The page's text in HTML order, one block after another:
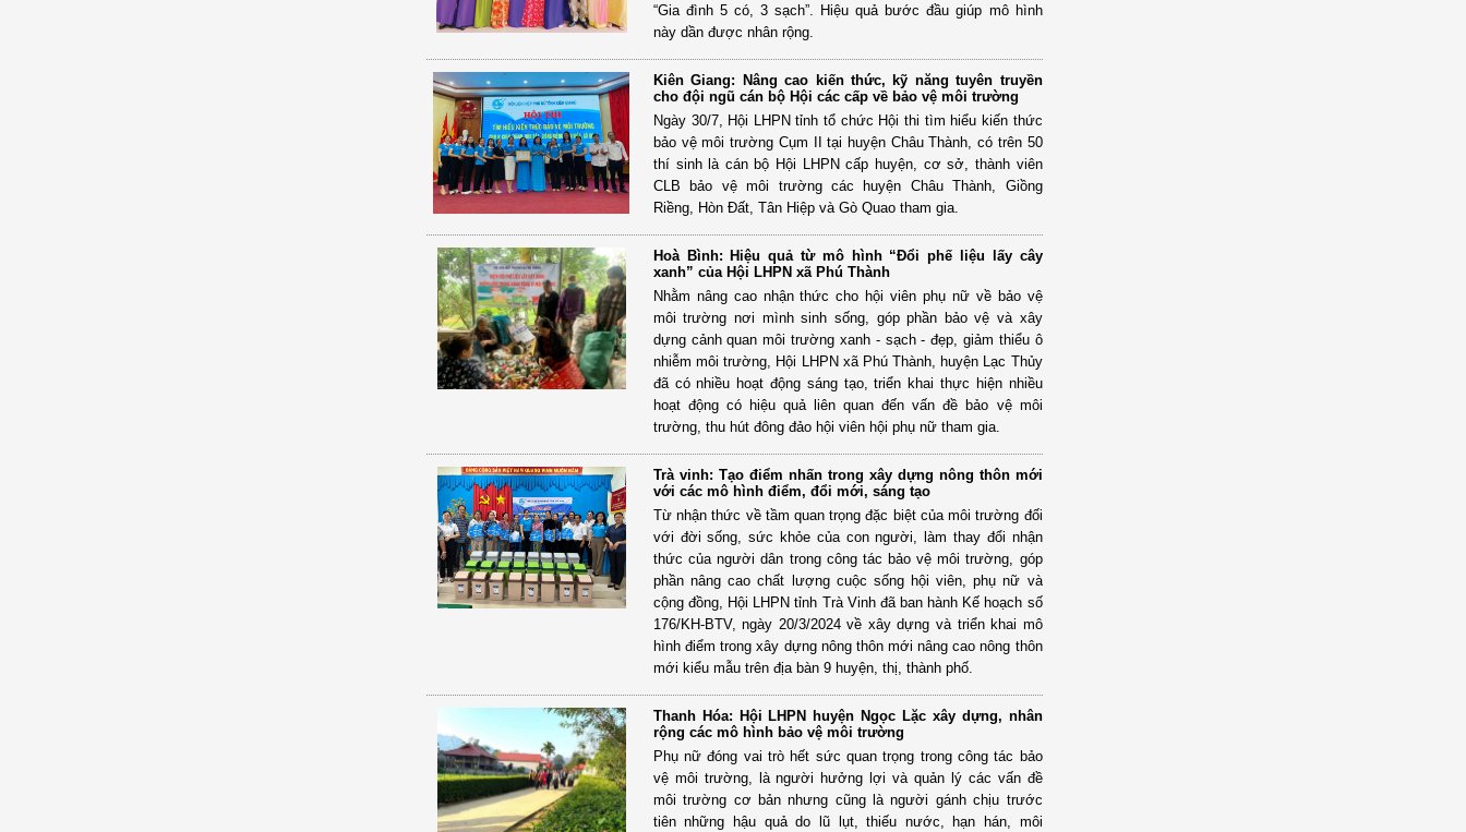
“Gia đình 5 có, 3 sạch”. Hiệu quả bước đầu giúp mô hình
này dần được nhân rộng.
Kiên Giang: Nâng cao kiến thức, kỹ năng tuyên truyền
cho đội ngũ cán bộ Hội các cấp về bảo vệ môi trường
Ngày 30/7, Hội LHPN tỉnh tổ chức Hội thi tìm hiểu kiến thức
bảo vệ môi trường Cụm II tại huyện Châu Thành, có trên 50
thí sinh là cán bộ Hội LHPN cấp huyện, cơ sở, thành viên
CLB bảo vệ môi trường các huyện Châu Thành, Giồng
Riềng, Hòn Đất, Tân Hiệp và Gò Quao tham gia.
Hoà Bình: Hiệu quả từ mô hình “Đổi phế liệu lấy cây
xanh” của Hội LHPN xã Phú Thành
Nhằm nâng cao nhận thức cho hội viên phụ nữ về bảo vệ
môi trường nơi mình sinh sống, góp phần bảo vệ và xây
dựng cảnh quan môi trường xanh - sạch - đẹp, giảm thiểu ô
nhiễm môi trường, Hội LHPN xã Phú Thành, huyện Lạc Thủy
đã có nhiều hoạt động sáng tạo, triển khai thực hiện nhiều
hoạt động có hiệu quả liên quan đến vấn đề bảo vệ môi
trường, thu hút đông đảo hội viên hội phụ nữ tham gia.
Trà vinh: Tạo điểm nhấn trong xây dựng nông thôn mới
với các mô hình điểm, đổi mới, sáng tạo
Từ nhận thức về tầm quan trọng đặc biệt của môi trường đối
với đời sống, sức khỏe của con người, làm thay đổi nhận
thức của người dân trong công tác bảo vệ môi trường, góp
phần nâng cao chất lượng cuộc sống hội viên, phụ nữ và
cộng đồng, Hội LHPN tỉnh Trà Vinh đã ban hành Kế hoạch số
176/KH-BTV, ngày 20/3/2024 về xây dựng và triển khai mô
hình điểm trong xây dựng nông thôn mới nâng cao nông thôn
mới kiểu mẫu trên địa bàn 9 huyện, thị, thành phố.
Thanh Hóa: Hội LHPN huyện Ngọc Lặc xây dựng, nhân
rộng các mô hình bảo vệ môi trường
Phụ nữ đóng vai trò hết sức quan trọng trong công tác bảo
vệ môi trường, là người hưởng lợi và quản lý các vấn đề
môi trường cơ bản nhưng cũng là người gánh chịu trước
tiên những hậu quả do lũ lụt, thiếu nước, hạn hán, môi